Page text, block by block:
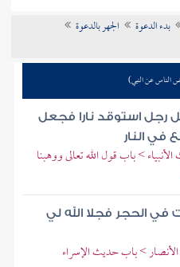
بدء الدعوة
الجهر بالدعوة
الناس عن النبي)
رجل استوقد نارا فجعل
في النار
> باب قول الله تعالى ووهبنا
الحجر فجلا الله لي
> باب حديث الإسراء